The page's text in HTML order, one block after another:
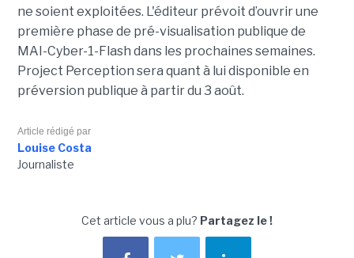
ne soient exploitées. L'éditeur prévoit d’ouvrir une
première phase de pré-visualisation publique de
MAI-Cyber-1-Flash dans les prochaines semaines.
Project Perception sera quant à lui disponible en
préversion publique à partir du 3 août.
Article rédigé par
Louise Costa
Journaliste
Cet article vous a plu? Partagez le !